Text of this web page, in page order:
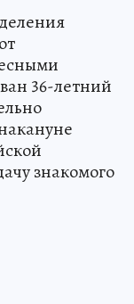
36-летний
знакомого